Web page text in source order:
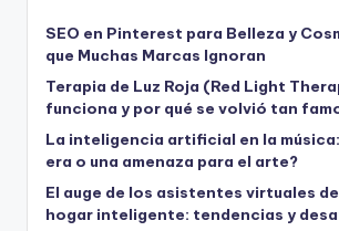
SEO en Pinterest para Belleza y
que Muchas Marcas Ignoran
Terapia de Luz Roja (Red Light
funciona y por qué se volvió tan
La inteligencia artificial en la
era o una amenaza para el arte?
El auge de los asistentes virtuales
hogar inteligente: tendencias y